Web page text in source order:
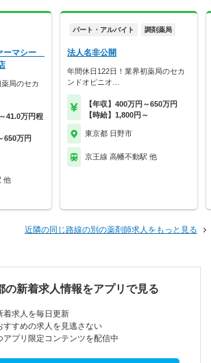
ーマシー
局のセカ
41.0万円程
650万円
他
パート・アルバイト 調剤薬局
法人名非公開
年間休日122日！業界初薬局のセカ
ンドオピニオ…
【年収】400万円～650万円
【時給】1,800円～
東京都 日野市
京王線 高幡不動駅 他
近隣の同じ路線の別の薬剤師求人をもっと見る
の新着求人情報をアプリで見る
着求人を毎日更新
すすめの求人を見逃さない
アプリ限定コンテンツを配信中